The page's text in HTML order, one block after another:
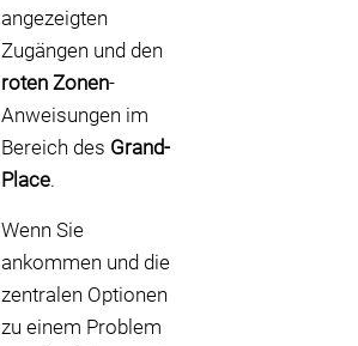
angezeigten
Zugängen und den
roten Zonen-
Anweisungen im
Bereich des Grand-
Place.
Wenn Sie
ankommen und die
zentralen Optionen
zu einem Problem